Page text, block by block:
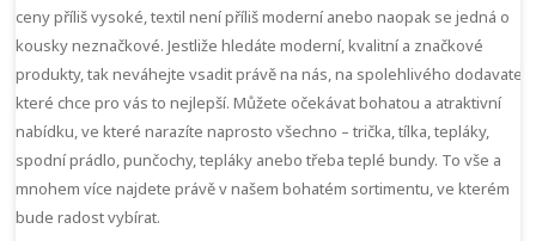
ceny příliš vysoké, textil není příliš moderní anebo naopak se jedná o
kousky neznačkové. Jestliže hledáte moderní, kvalitní a značkové
produkty, tak neváhejte vsadit právě na nás, na spolehlivého
které chce pro vás to nejlepší. Můžete očekávat bohatou a atraktivní
nabídku, ve které narazíte naprosto všechno – trička, tílka, tepláky,
spodní prádlo, punčochy, tepláky anebo třeba teplé bundy. To vše a
mnohem více najdete právě v našem bohatém sortimentu, ve kterém
bude radost vybírat.